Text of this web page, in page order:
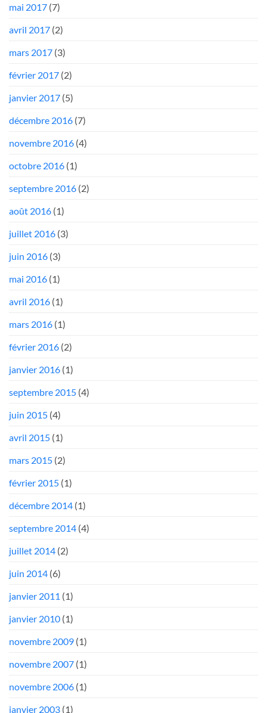
mai 2017 (7)
avril 2017 (2)
mars 2017 (3)
février 2017 (2)
janvier 2017 (5)
décembre 2016 (7)
novembre 2016 (4)
octobre 2016 (1)
septembre 2016 (2)
août 2016 (1)
juillet 2016 (3)
juin 2016 (3)
mai 2016 (1)
avril 2016 (1)
mars 2016 (1)
février 2016 (2)
janvier 2016 (1)
septembre 2015 (4)
juin 2015 (4)
avril 2015 (1)
mars 2015 (2)
février 2015 (1)
décembre 2014 (1)
septembre 2014 (4)
juillet 2014 (2)
juin 2014 (6)
janvier 2011 (1)
janvier 2010 (1)
novembre 2009 (1)
novembre 2007 (1)
novembre 2006 (1)
janvier 2003 (1)